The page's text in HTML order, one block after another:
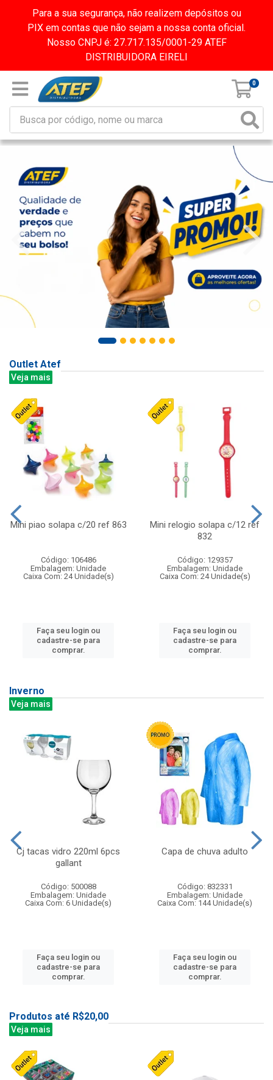
Para a sua segurança, não realizem depósitos ou
PIX em contas que não sejam a nossa conta oficial.
Nosso CNPJ é: 27.717.135/0001-29 ATEF
DISTRIBUIDORA EIRELI
0
Outlet Atef
Veja mais
Mini piao solapa c/20 ref 863
Código: 106486
Embalagem: Unidade
Caixa Com: 24 Unidade(s)
Faça seu login ou
cadastre-se para
comprar.
Mini relogio solapa c/12 ref
832
Código: 129357
Embalagem: Unidade
Caixa Com: 24 Unidade(s)
Faça seu login ou
cadastre-se para
comprar.
Inverno
Veja mais
Cj tacas vidro 220ml 6pcs
gallant
Código: 500088
Embalagem: Unidade
Caixa Com: 6 Unidade(s)
Faça seu login ou
cadastre-se para
comprar.
Capa de chuva adulto
Código: 832331
Embalagem: Unidade
Caixa Com: 144 Unidade(s)
Faça seu login ou
cadastre-se para
comprar.
Produtos até R$20,00
Veja mais